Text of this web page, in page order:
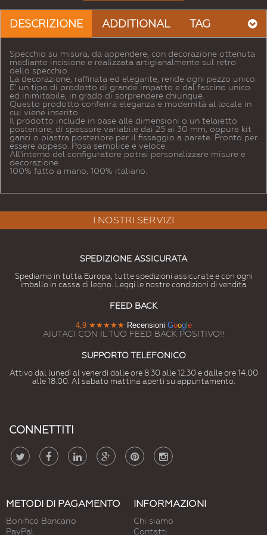
DESCRIZIONE ADDITIONAL TAG
Specchio su misura, da appendere, con decorazione ottenuta
mediante incisione e realizzata artigianalmente sul retro
dello specchio.
La decorazione, raffinata ed elegante, rende ogni pezzo unico.
E' un tipo di prodotto di grande impatto e dal fascino unico
ed inimitabile, in grado di sorprendere chiunque.
Questo prodotto conferirà eleganza e modernità al locale in
cui viene inserito.
Il prodotto include in base alle dimensioni o un telaietto
posteriore, di spessore variabile dai 25 ai 30 mm, oppure kit
ganci o piastra posteriore per il fissaggio a parete. Pronto per
essere appeso. Posa semplice e veloce.
All'interno del configuratore potrai personalizzare misure e
decorazione.
100% fatto a mano, 100% italiano.
I NOSTRI SERVIZI
SPEDIZIONE ASSICURATA
Spediamo in tutta Europa, tutte spedizioni assicurate e con ogni
imballo in cassa di legno. Leggi le nostre condizioni di vendita
FEED BACK
4,9 ★★★★★ Recensioni Googl e
AIUTACI CON IL TUO FEED BACK POSITIVO!!
SUPPORTO TELEFONICO
Attivo dal lunedì al venerdì dalle ore 8.30 alle 12.30 e dalle ore 14.00
alle 18.00. Al sabato mattina aperti su appuntamento.
CONNETTITI
METODI DI PAGAMENTO
Bonifico Bancario
PayPal
INFORMAZIONI
Chi siamo
Contatti